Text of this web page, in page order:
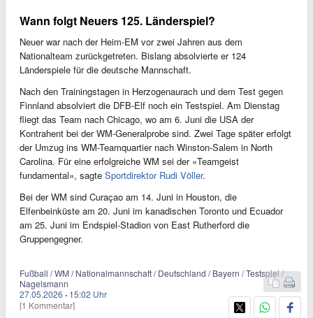
Wann folgt Neuers 125. Länderspiel?
Neuer war nach der Heim-EM vor zwei Jahren aus dem
Nationalteam zurückgetreten. Bislang absolvierte er 124
Länderspiele für die deutsche Mannschaft.
Nach den Trainingstagen in Herzogenaurach und dem Test gegen
Finnland absolviert die DFB-Elf noch ein Testspiel. Am Dienstag
fliegt das Team nach Chicago, wo am 6. Juni die USA der
Kontrahent bei der WM-Generalprobe sind. Zwei Tage später erfolgt
der Umzug ins WM-Teamquartier nach Winston-Salem in North
Carolina. Für eine erfolgreiche WM sei der «Teamgeist
fundamental», sagte Sportdirektor Rudi Völler.
Bei der WM sind Curaçao am 14. Juni in Houston, die
Elfenbeinküste am 20. Juni im kanadischen Toronto und Ecuador
am 25. Juni im Endspiel-Stadion von East Rutherford die
Gruppengegner.
Fußball / WM / Nationalmannschaft / Deutschland / Bayern / Testspiel /
Nagelsmann
27.05.2026 · 15:02 Uhr
[1 Kommentar]